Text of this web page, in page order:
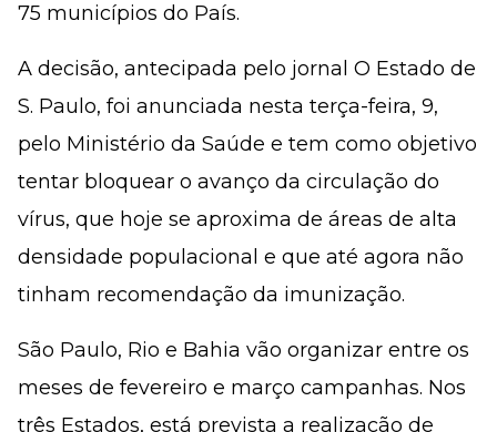
75 municípios do País.
A decisão, antecipada pelo jornal O Estado de
S. Paulo, foi anunciada nesta terça-feira, 9,
pelo Ministério da Saúde e tem como objetivo
tentar bloquear o avanço da circulação do
vírus, que hoje se aproxima de áreas de alta
densidade populacional e que até agora não
tinham recomendação da imunização.
São Paulo, Rio e Bahia vão organizar entre os
meses de fevereiro e março campanhas. Nos
três Estados, está prevista a realização de